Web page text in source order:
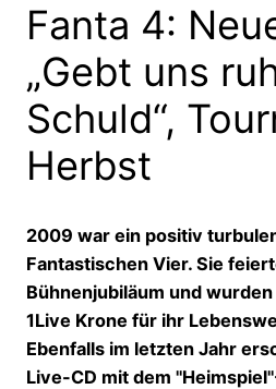
Fanta 4:
„Gebt uns
Schuld“,
Herbst
2009 war ein positiv
Fantastischen Vier. Sie
Bühnenjubiläum und
1Live Krone für ihr
Ebenfalls im letzten Jahr
Live-CD mit dem